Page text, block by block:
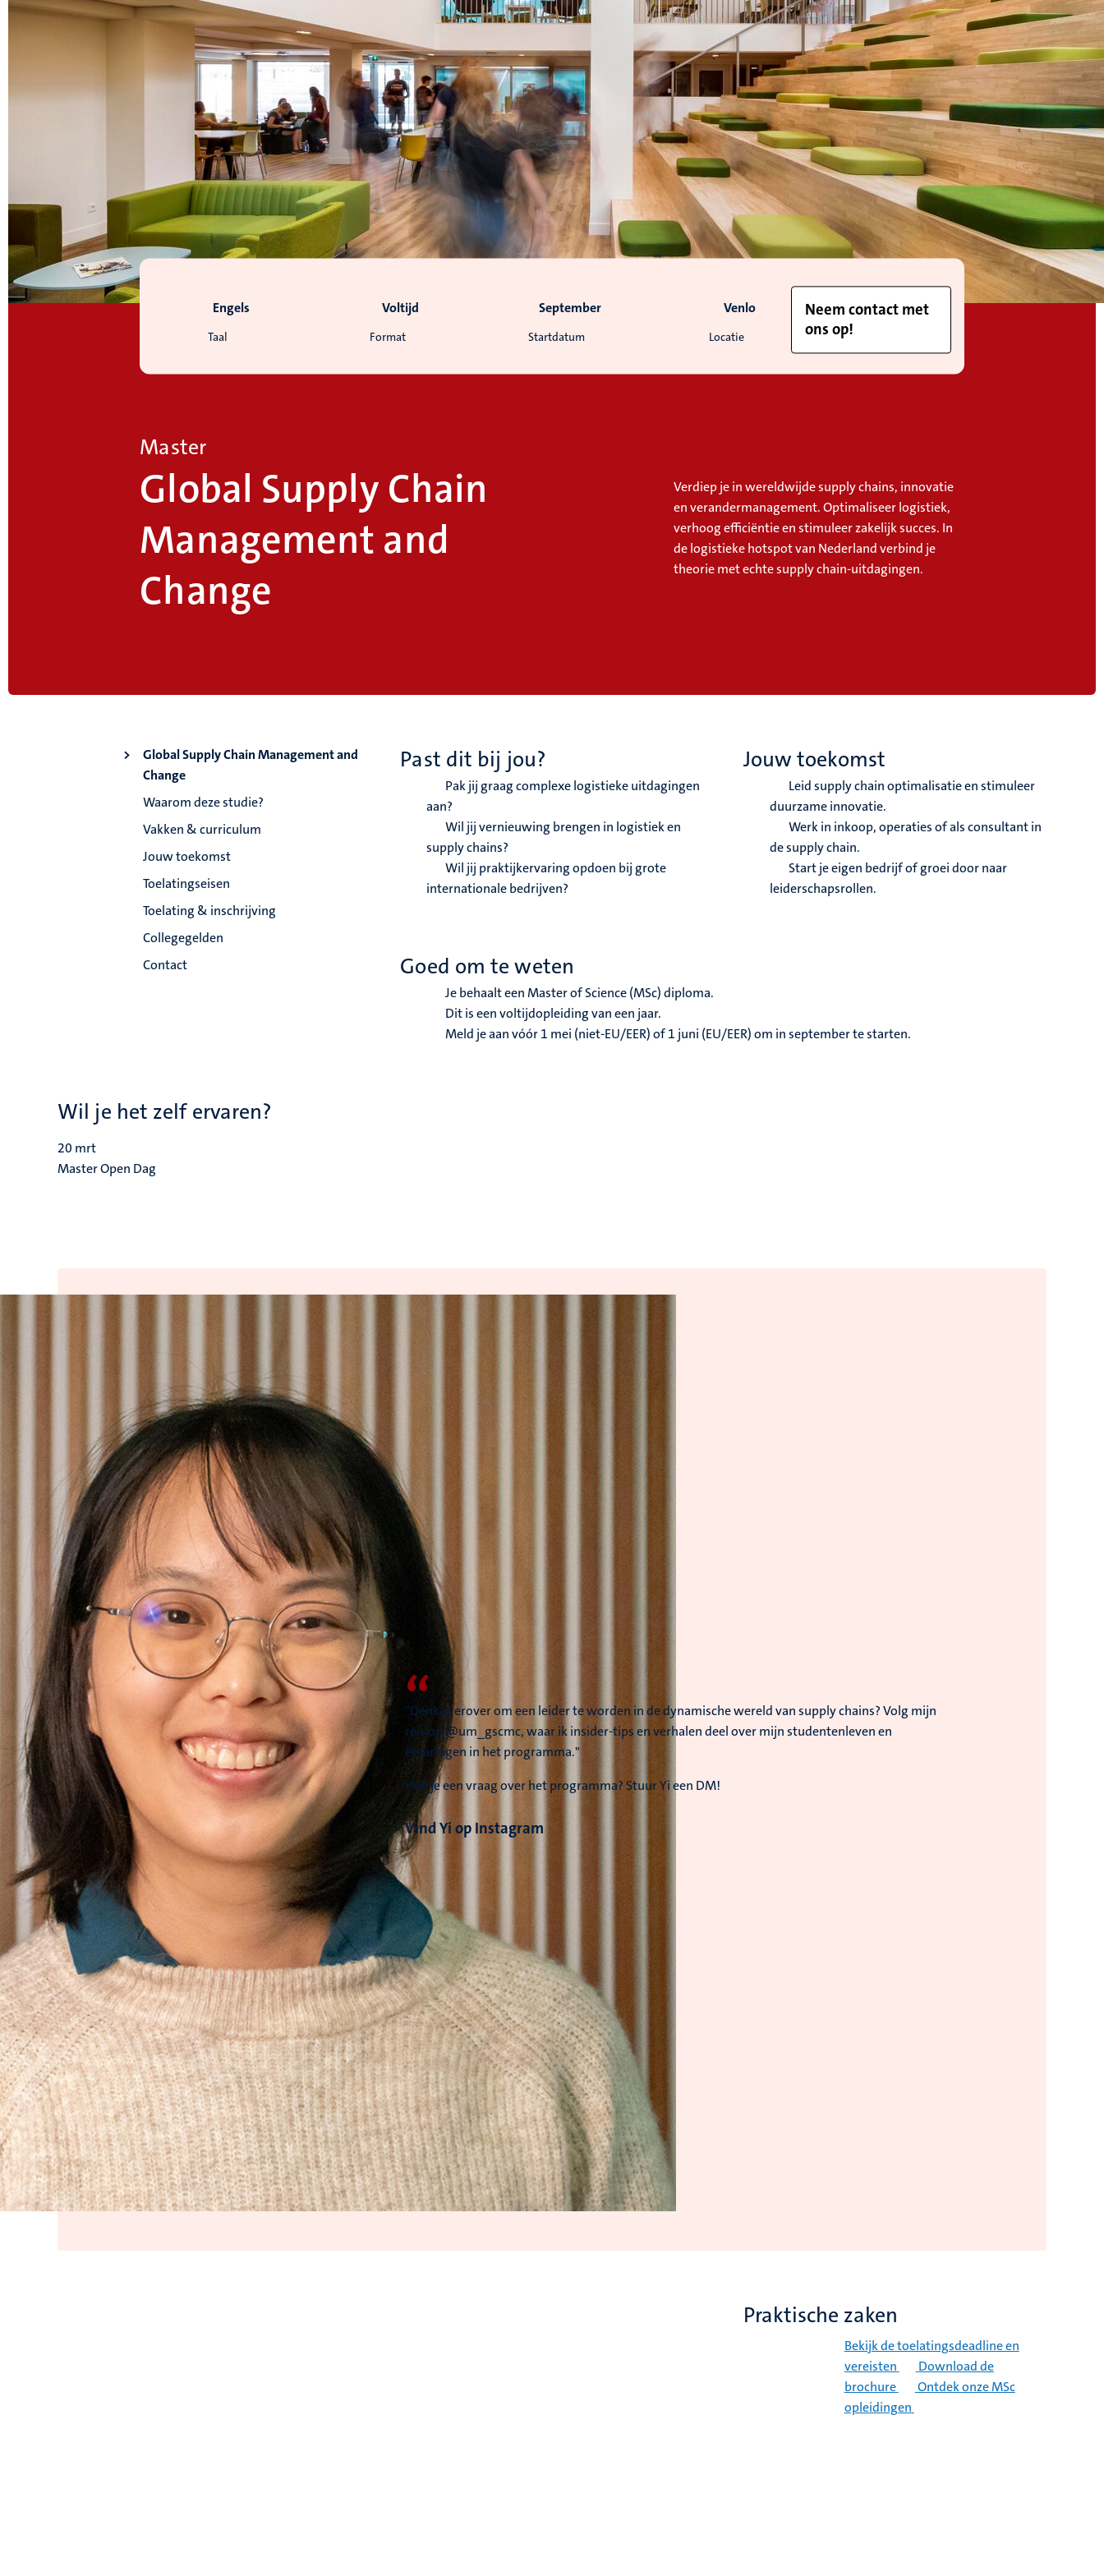
Taal
Engels
Format
Voltijd
Startdatum
September
Locatie
Venlo
Neem contact met
ons op!
Master
Global Supply Chain
Management and
Change
Verdiep je in wereldwijde supply chains, innovatie
en verandermanagement. Optimaliseer logistiek,
verhoog efficiëntie en stimuleer zakelijk succes. In
de logistieke hotspot van Nederland verbind je
theorie met echte supply chain-uitdagingen.
Global Supply Chain Management and
Change
Waarom deze studie?
Vakken & curriculum
Jouw toekomst
Toelatingseisen
Toelating & inschrijving
Collegegelden
Contact
Past dit bij jou?
Pak jij graag complexe logistieke uitdagingen
aan?
Wil jij vernieuwing brengen in logistiek en
supply chains?
Wil jij praktijkervaring opdoen bij grote
internationale bedrijven?
Jouw toekomst
Leid supply chain optimalisatie en stimuleer
duurzame innovatie.
Werk in inkoop, operaties of als consultant in
de supply chain.
Start je eigen bedrijf of groei door naar
leiderschapsrollen.
Goed om te weten
Je behaalt een Master of Science (MSc) diploma.
Dit is een voltijdopleiding van een jaar.
Meld je aan vóór 1 mei (niet-EU/EER) of 1 juni (EU/EER) om in september te starten.
Wil je het zelf ervaren?
20 mrt
Master Open Dag
“
"Denk je erover om een leider te worden in de dynamische wereld van supply chains? Volg mijn
reis op @um_gscmc, waar ik insider-tips en verhalen deel over mijn studentenleven en
ervaringen in het programma."
Heb je een vraag over het programma? Stuur Yi een DM!
Vind Yi op Instagram
Praktische zaken
Bekijk de toelatingsdeadline en
vereisten
Download de
brochure
Ontdek onze MSc
opleidingen